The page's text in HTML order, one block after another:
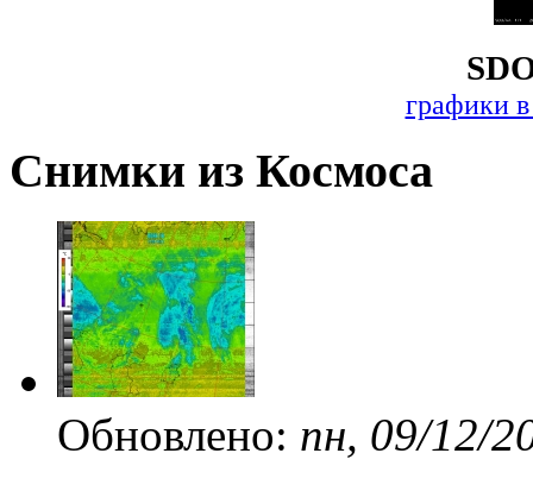
графики
Снимки из Космоса
Обновлено: пн, 09/12/